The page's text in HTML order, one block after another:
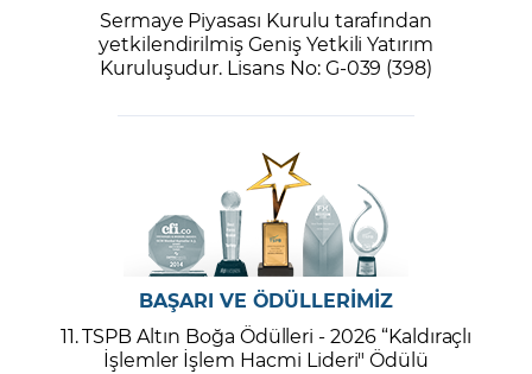
Sermaye Piyasası Kurulu tarafından
yetkilendirilmiş Geniş Yetkili Yatırım
Kuruluşudur. Lisans No: G-039 (398)
BAŞARI VE ÖDÜLLERİMİZ
11. TSPB Altın Boğa Ödülleri - 2026 “Kaldıraçlı
İşlemler İşlem Hacmi Lideri" Ödülü